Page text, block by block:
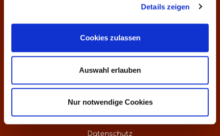
Details zeigen
Cookies zulassen
Auswahl erlauben
Nur notwendige Cookies
Informationen
Preisliste
Weinankauf
Datenschutz